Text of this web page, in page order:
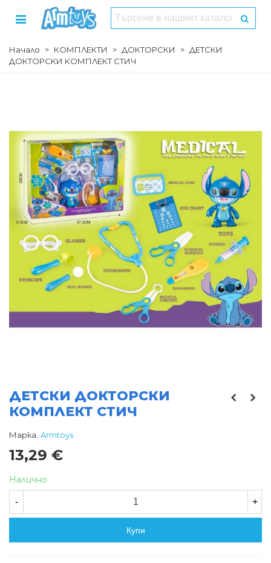
Начало > КОМПЛЕКТИ > ДОКТОРСКИ > ДЕТСКИ
ДОКТОРСКИ КОМПЛЕКТ СТИЧ
ДЕТСКИ ДОКТОРСКИ
КОМПЛЕКТ СТИЧ
Марка: Armtoys
13,29 €
Налично
- +
Купи